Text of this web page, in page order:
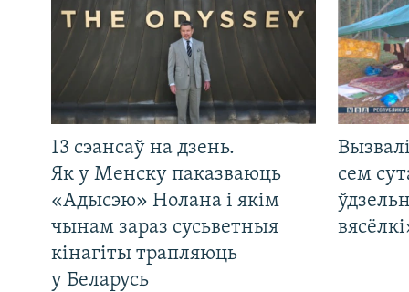
13 сэансаў на дзень.
Як у Менску паказваюць
«Адысэю» Нолана і якім
чынам зараз сусьветныя
кінагіты трапляюць
у Беларусь
сем